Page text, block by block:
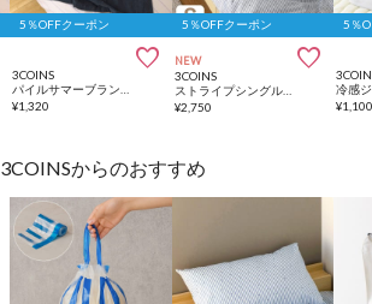
5％OFFクーポン

3COINS
¥1,320
5％OFFクーポン
NEW 
3COINS
ストライプシングル布団カバー：210×150cm
¥2,750
5％
¥
3COINSからのおすすめ